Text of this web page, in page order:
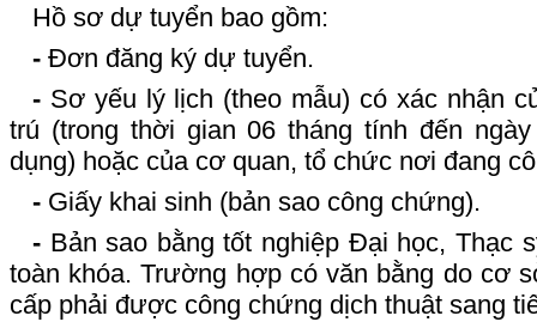
Hồ sơ dự tuyển bao gồm:
-Đơn đăng ký dự tuyển.
-Sơ yếu lý lịch (theo mẫu) có xác nhận
trú (trong thời gian 06 tháng tính đến
dụng) hoặc của cơ quan, tổ chức nơi đang
-Giấy khai sinh (bản sao công chứng).
-Bản sao bằng tốt nghiệp Đại học, Thạc
toàn khóa. Trường hợp có văn bằng do cơ
cấp phải được công chứng dịch thuật sang